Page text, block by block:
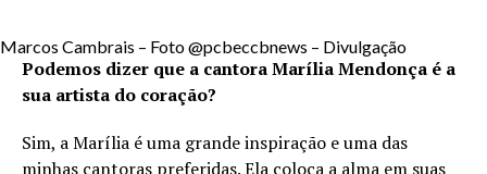
Marcos Cambrais – Foto @pcbeccbnews – Divulgação
Podemos dizer que a cantora Marília Mendonça é a
sua artista do coração?
Sim, a Marília é uma grande inspiração e uma das
minhas cantoras preferidas. Ela coloca a alma em suas